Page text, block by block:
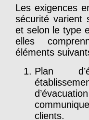
Les exigences
sécurité varient
et selon le type
elles
éléments
Plan
clients.